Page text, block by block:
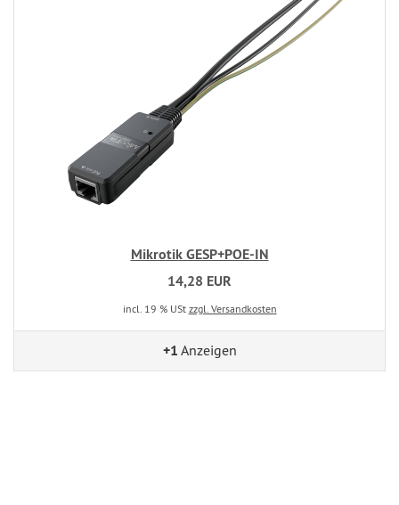
Mikrotik GESP+POE-IN
14,28 EUR
incl. 19 % USt zzgl. Versandkosten
+1 Anzeigen